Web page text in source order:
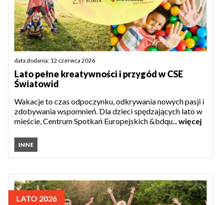
data dodania: 12 czerwca 2026
Lato pełne kreatywności i przygód w CSE
Światowid
Wakacje to czas odpoczynku, odkrywania nowych pasji i
zdobywania wspomnień. Dla dzieci spędzających lato w
mieście, Centrum Spotkań Europejskich &bdqu...więcej
INNE
LATO 2026